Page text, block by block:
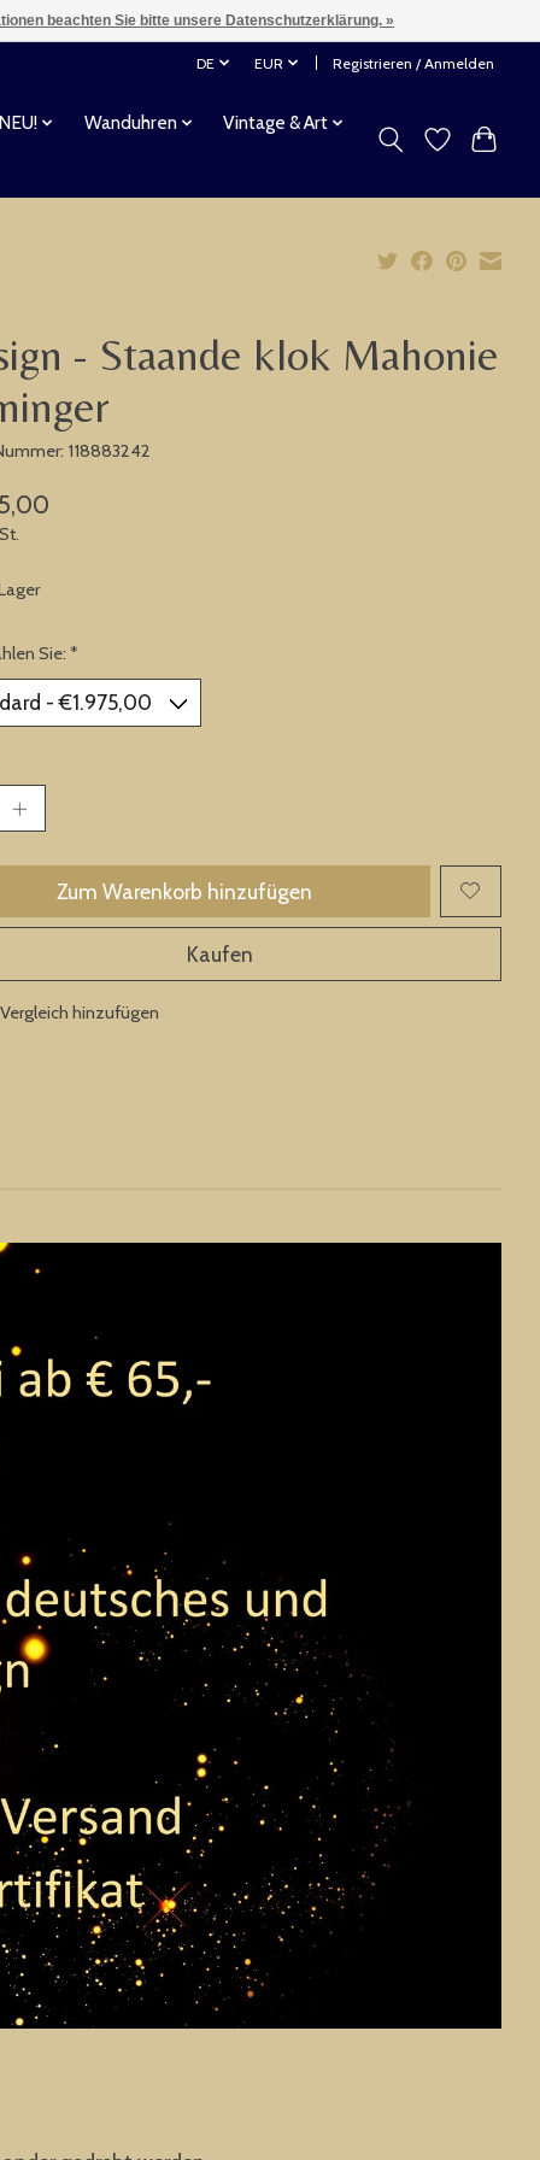
DE EUR Registrieren / Anmelden
Wanduhren
Vintage & Art
- Staande klok Mahonie
118883242
Sie: *
Zum Warenkorb hinzufügen
Kaufen
hinzufügen
beachten Sie bitte unsere Datenschutzerklärung. »